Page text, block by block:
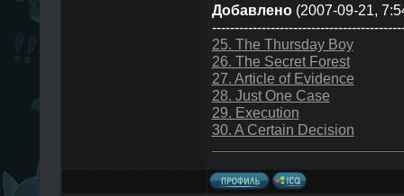
Добавлено(2007-09-21,
25. The Thursday Boy
26. The Secret Forest
27. Article of Evidence
28. Just One Case
29. Execution
30. A Certain Decision